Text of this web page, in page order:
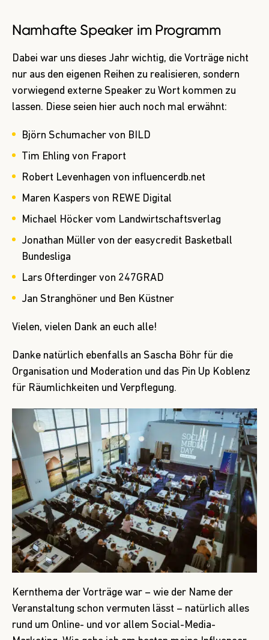
Namhafte Speaker im Programm
Dabei war uns dieses Jahr wichtig, die Vorträge nicht
nur aus den eigenen Reihen zu realisieren, sondern
vorwiegend externe Speaker zu Wort kommen zu
lassen. Diese seien hier auch noch mal erwähnt:
Björn Schumacher von BILD
Tim Ehling von Fraport
Robert Levenhagen von influencerdb.net
Maren Kaspers von REWE Digital
Michael Höcker vom Landwirtschaftsverlag
Jonathan Müller von der easycredit Basketball
Bundesliga
Lars Ofterdinger von 247GRAD
Jan Stranghöner und Ben Küstner
Vielen, vielen Dank an euch alle!
Danke natürlich ebenfalls an Sascha Böhr für die
Organisation und Moderation und das Pin Up Koblenz
für Räumlichkeiten und Verpflegung.
Kernthema der Vorträge war – wie der Name der
Veranstaltung schon vermuten lässt – natürlich alles
rund um Online- und vor allem Social-Media-